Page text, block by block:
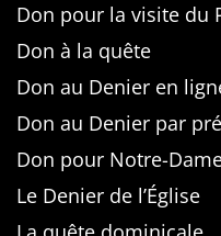
Don pour la visite du
Don à la quête
Don au Denier en
Don au Denier par
Don pour Notre-
Le Denier de l’Église